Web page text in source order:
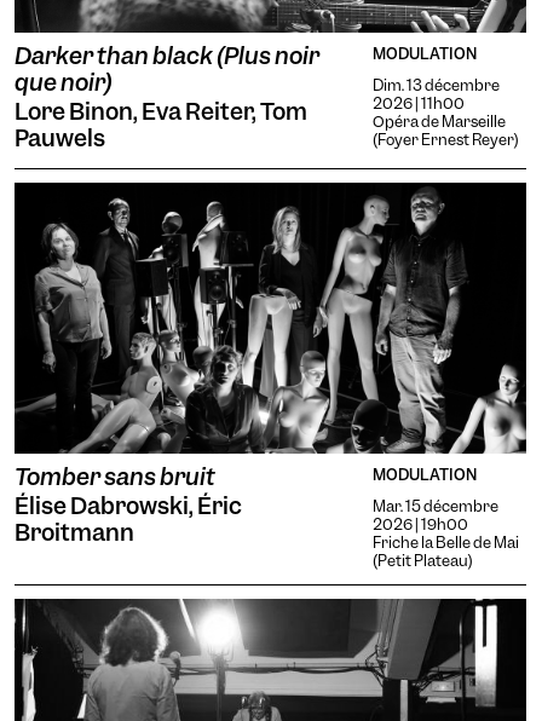
Darker than black (Plus noir
que noir)
Lore Binon, Eva Reiter, Tom
Pauwels
MODULATION
Dim. 13 décembre
2026 | 11h00
Opéra de Marseille
(Foyer Ernest Reyer)
Tomber sans bruit
Élise Dabrowski, Éric
Broitmann
MODULATION
Mar. 15 décembre
2026 | 19h00
Friche la Belle de Mai
(Petit Plateau)